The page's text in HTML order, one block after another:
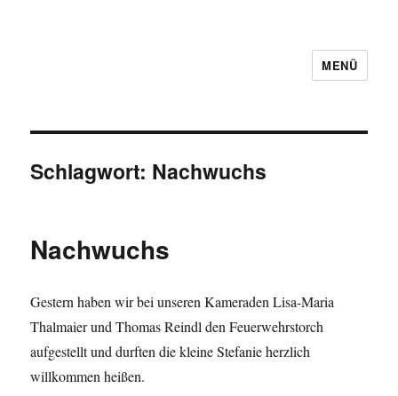
MENÜ
Schlagwort: Nachwuchs
Nachwuchs
Gestern haben wir bei unseren Kameraden Lisa-Maria
Thalmaier und Thomas Reindl den Feuerwehrstorch
aufgestellt und durften die kleine Stefanie herzlich
willkommen heißen.